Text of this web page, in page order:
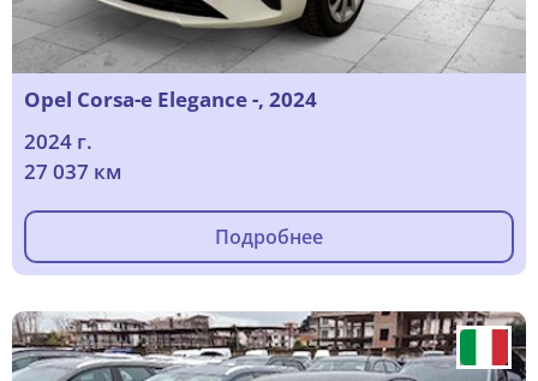
Opel Corsa-e Elegance -, 2024
2024 г.
27 037 км
Подробнее